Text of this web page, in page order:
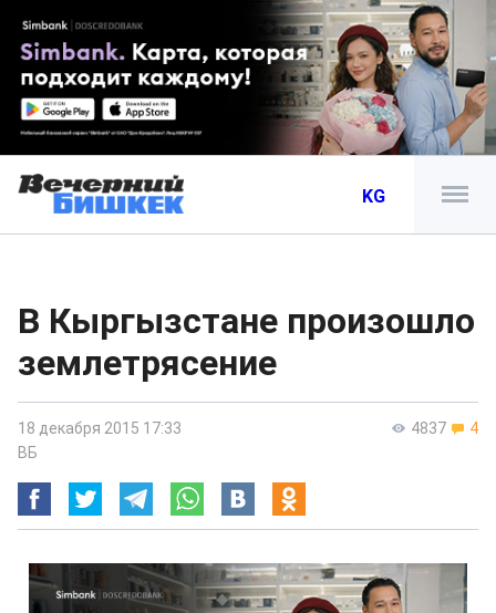
KG
В Кыргызстане произошло
землетрясение
4837 4
18 декабря 2015 17:33
ВБ